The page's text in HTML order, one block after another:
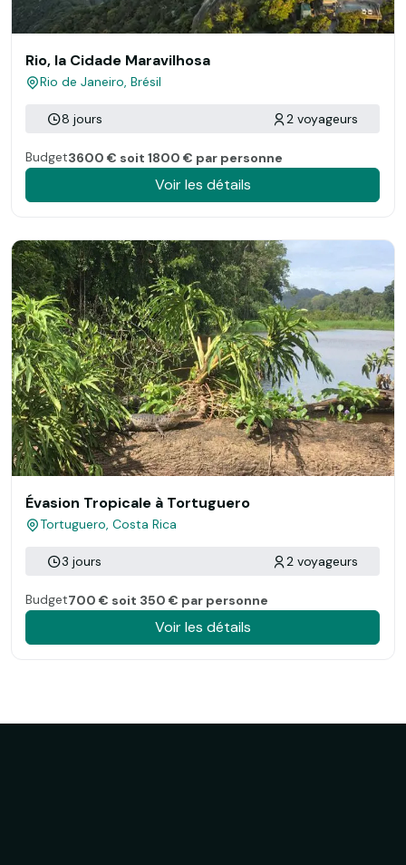
Rio, la Cidade Maravilhosa
Rio de Janeiro, Brésil
8 jours 2 voyageurs
Budget3600 € soit 1800 € par personne
Voir les détails
Évasion Tropicale à Tortuguero
Tortuguero, Costa Rica
3 jours 2 voyageurs
Budget700 € soit 350 € par personne
Voir les détails